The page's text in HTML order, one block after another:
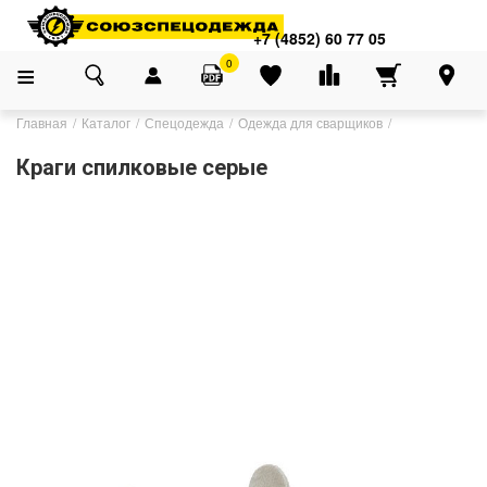
+7 (4852) 60 77 05
0
Главная Каталог Спецодежда Одежда для сварщиков
Краги спилковые серые